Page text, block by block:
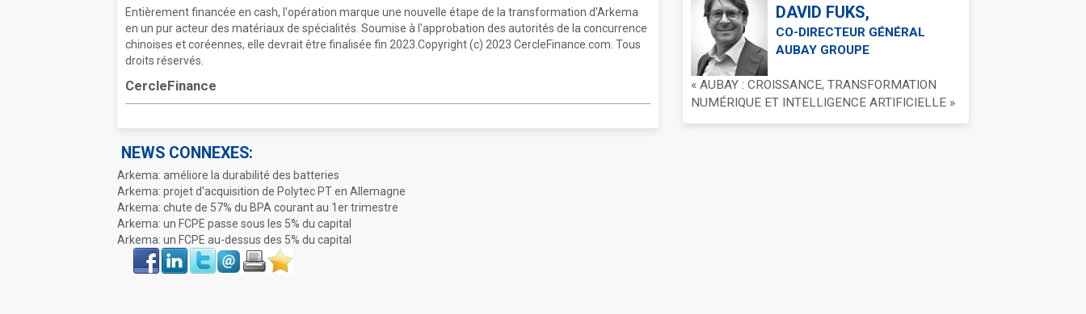
Entièrement financée en cash, l'opération marque une nouvelle étape de la transformation d'Arkema
en un pur acteur des matériaux de spécialités. Soumise à l'approbation des autorités de la concurrence
chinoises et coréennes, elle devrait être finalisée fin 2023.Copyright (c) 2023 CercleFinance.com. Tous
droits réservés.
CercleFinance
NEWS CONNEXES:
Arkema: améliore la durabilité des batteries
Arkema: projet d'acquisition de Polytec PT en Allemagne
Arkema: chute de 57% du BPA courant au 1er trimestre
Arkema: un FCPE passe sous les 5% du capital
Arkema: un FCPE au-dessus des 5% du capital
Face
book
LinkIn Twitter Envoyer ImprimerFavoris
DAVID FUKS,
CO-DIRECTEUR GÉNÉRAL
AUBAY GROUPE
« AUBAY : CROISSANCE, TRANSFORMATION
NUMÉRIQUE ET INTELLIGENCE ARTIFICIELLE »